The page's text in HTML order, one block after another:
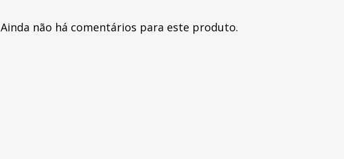
Ainda não há comentários para este produto.